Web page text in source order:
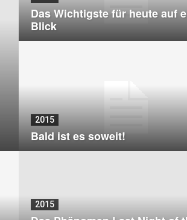
Das Wichtigste für heute auf
Blick
2015
Bald ist es soweit!
2015